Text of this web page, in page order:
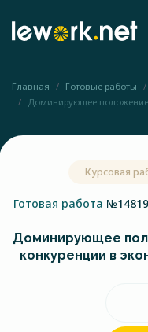
Главная Готовые работы
Доминирующее положение
Курсовая
Готовая работа
Доминирующее
конкуренции в